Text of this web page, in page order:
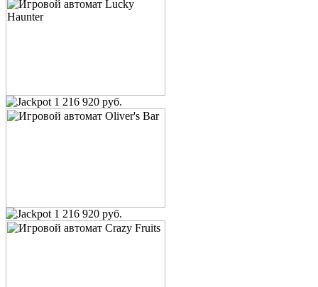
1 216 920 руб.
1 216 920 руб.